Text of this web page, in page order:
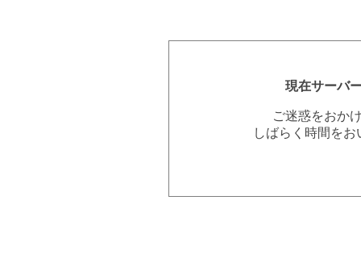
現在サーバ
ご迷惑をおか
しばらく時間を